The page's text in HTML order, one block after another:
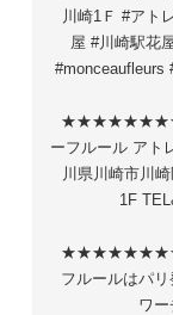
川崎1Ｆ #アト
屋 #川崎駅花
#monceaufleurs
ーフルール アト
川県川崎市川
1F
フルールはパ
ワ